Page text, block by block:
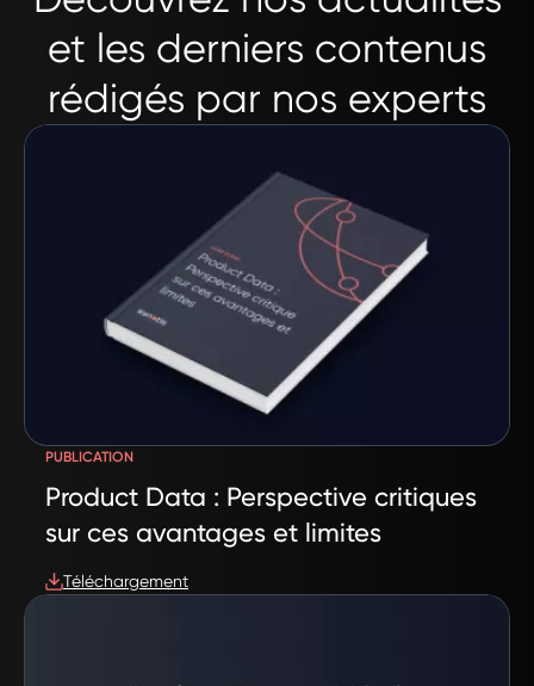
et les derniers contenus
rédigés par nos experts
PUBLICATION
Product Data : Perspective critiques
sur ces avantages et limites
Téléchargement